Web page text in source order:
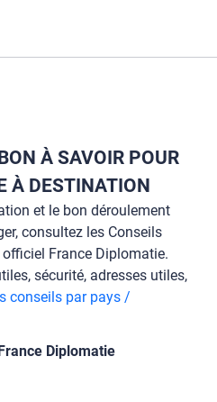
À SAVOIR POUR
À DESTINATION
et le bon déroulement
consultez les Conseils
France Diplomatie.
sécurité, adresses utiles,
conseils par pays /
Diplomatie